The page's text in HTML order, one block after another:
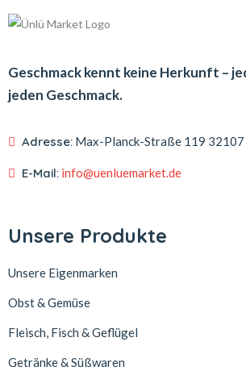
Geschmack kennt keine Herkunft –
jeden Geschmack.
Adresse: Max-Planck-Straße 119 32107
E-Mail: info@uenluemarket.de
Unsere Produkte
Unsere Eigenmarken
Obst & Gemüse
Fleisch, Fisch & Geflügel
Getränke & Süßwaren